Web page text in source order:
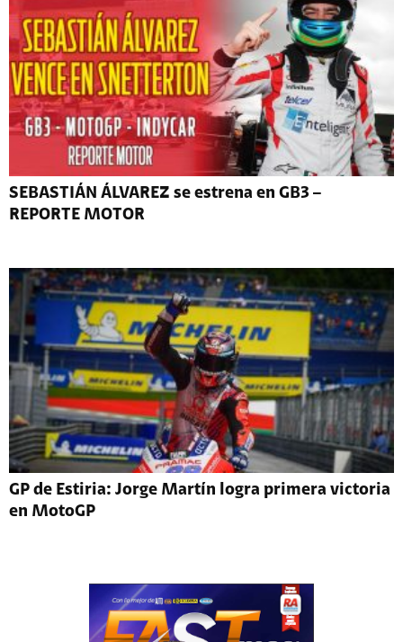
SEBASTIÁN ÁLVAREZ se estrena en GB3 –
REPORTE MOTOR
GP de Estiria: Jorge Martín logra primera victoria
en MotoGP